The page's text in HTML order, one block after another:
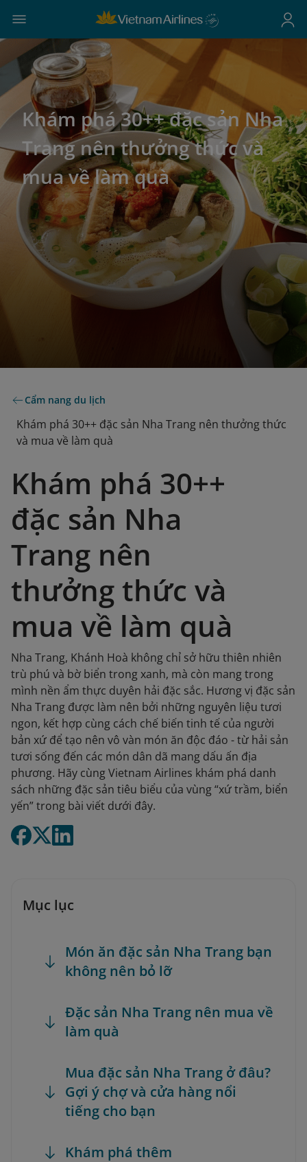
Khám phá 30++ đặc sản Nha
Trang nên thưởng thức và
mua về làm quà
Cẩm nang du lịch
Khám phá 30++ đặc sản Nha Trang nên thưởng thức
và mua về làm quà
Khám phá 30++
đặc sản Nha
Trang nên
thưởng thức và
mua về làm quà
Nha Trang, Khánh Hoà không chỉ sở hữu thiên nhiên
trù phú và bờ biển trong xanh, mà còn mang trong
mình nền ẩm thực duyên hải đặc sắc. Hương vị đặc sản
Nha Trang được làm nên bởi những nguyên liệu tươi
ngon, kết hợp cùng cách chế biến tinh tế của người
bản xứ để tạo nên vô vàn món ăn độc đáo - từ hải sản
tươi sống đến các món dân dã mang dấu ấn địa
phương. Hãy cùng Vietnam Airlines khám phá danh
sách những đặc sản tiêu biểu của vùng “xứ trầm, biển
yến” trong bài viết dưới đây.
Mục lục
Món ăn đặc sản Nha Trang bạn
không nên bỏ lỡ
Đặc sản Nha Trang nên mua về
làm quà
Mua đặc sản Nha Trang ở đâu?
Gợi ý chợ và cửa hàng nổi
tiếng cho bạn
Khám phá thêm